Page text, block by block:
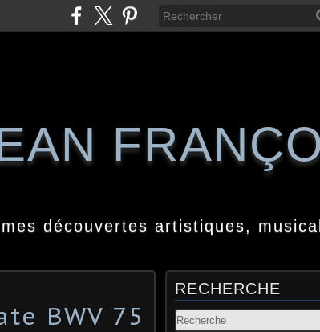
découvertes artistiques,
BWV 75
RECHERCHE